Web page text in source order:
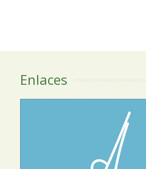
Enlaces